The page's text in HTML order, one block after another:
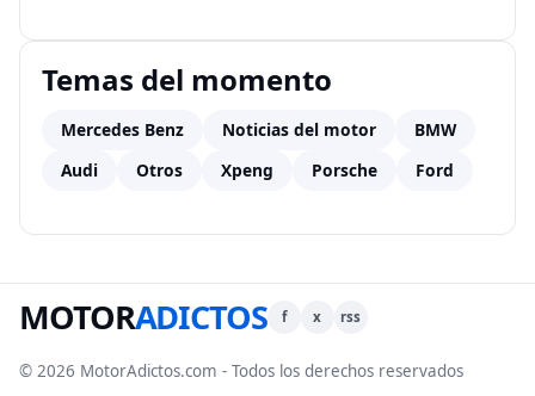
Temas del momento
Mercedes Benz Noticias del motor
BMW
Audi
Otros Xpeng Porsche Ford
MOTORADICTOS f x rss
© 2026 MotorAdictos.com - Todos los derechos reservados